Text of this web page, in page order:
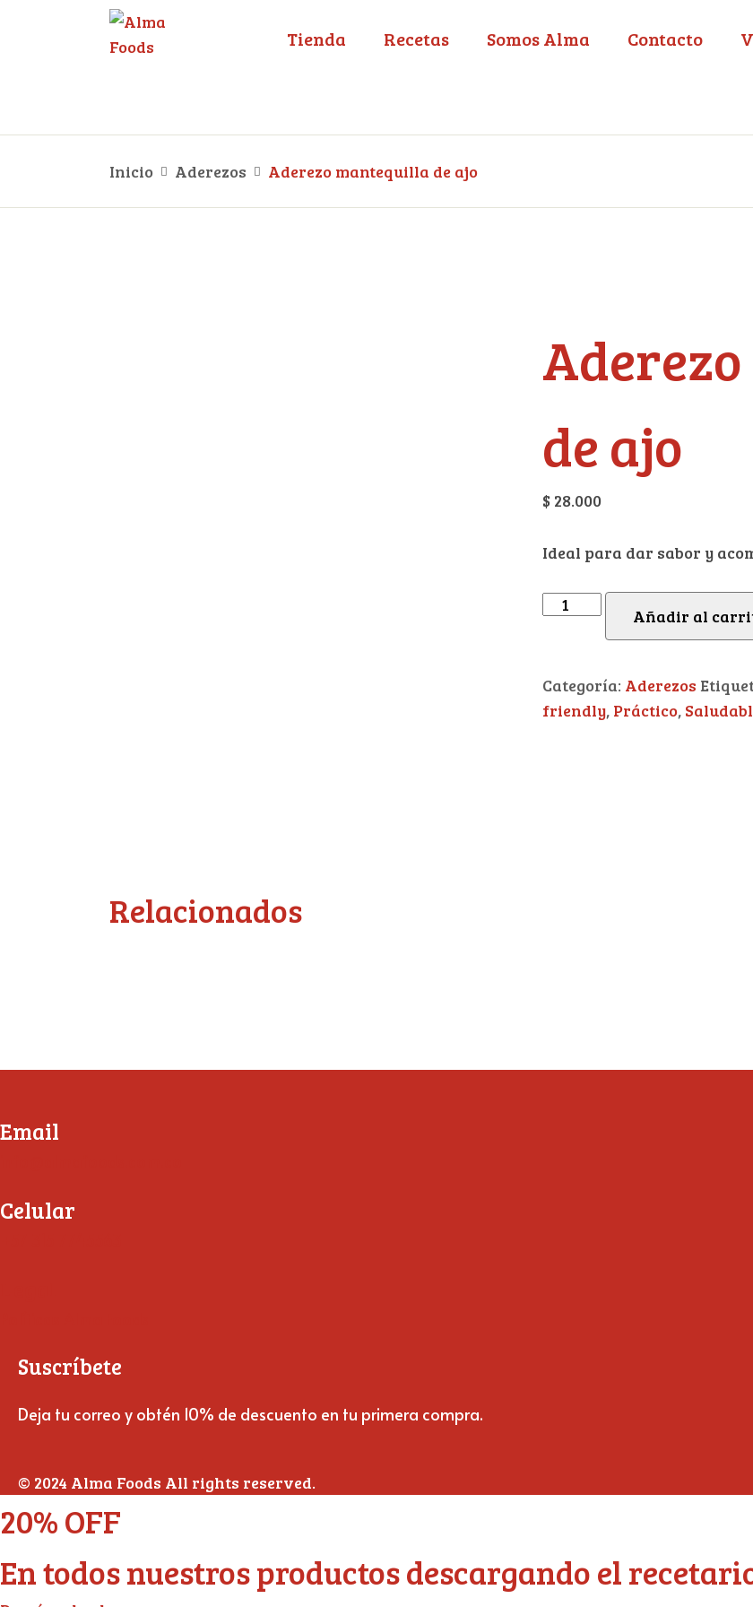
Tienda Recetas Somos Alma Contacto
Inicio Aderezos Aderezo mantequilla de ajo
de ajo
$ 28.000
Ideal para dar sabor y
Añadir al
Categoría: Aderezos
friendly, Práctico,
Relacionados
Email
Celular
Suscríbete
Deja tu correo y obtén 10% de descuento en tu primera compra.
© 2024 Alma Foods All rights reserved.
20% OFF
En todos nuestros productos descargando el